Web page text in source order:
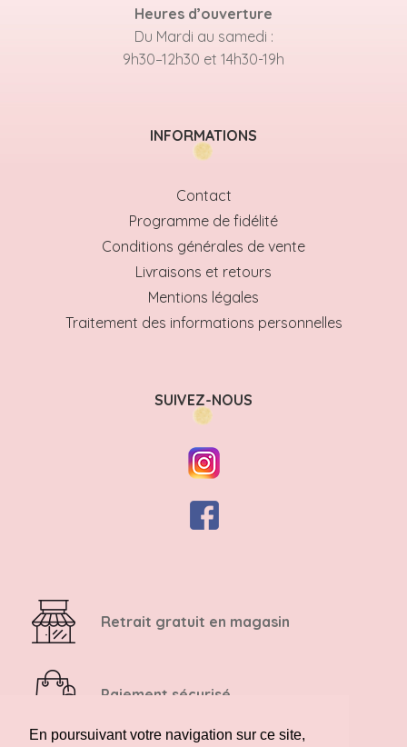
En poursuivant votre navigation sur ce site,
Heures d’ouverture
Du Mardi au samedi :
9h30–12h30 et 14h30-19h
INFORMATIONS
Contact
Programme de fidélité
Conditions générales de vente
Livraisons et retours
Mentions légales
Traitement des informations personnelles
SUIVEZ-NOUS
Retrait gratuit en magasin
Paiement sécurisé